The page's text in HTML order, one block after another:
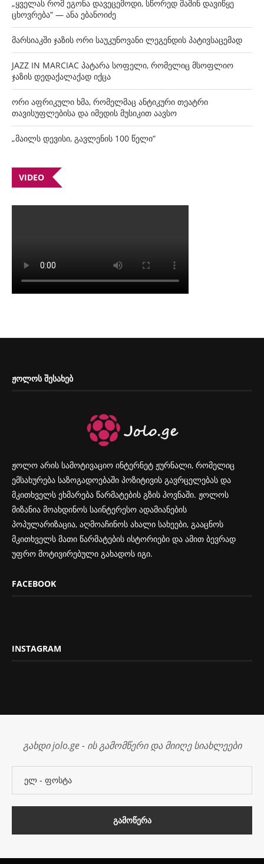
„ყველას რომ ეგონა დავეცემოდი, სწორედ მაშინ დავიწყე
ცხოვრება“ — ანა ებანოიძე
მარსიაკში ჯაზის ორი საუკუნოვანი ლეგენდის პატივსაცემად
JAZZ IN MARCIAC პატარა სოფელი, რომელიც მსოფლიო
ჯაზის დედაქალაქად იქცა
ორი აფრიკული ხმა, რომელმაც ანტიკური თეატრი
თავისუფლებისა და იმედის მუსიკით აავსო
„მაილს დევისი, გავლენის 100 წელი“
VIDEO
ᲟᲝᲚᲝᲡ ᲨᲔᲡᲐᲮᲔᲑ
ჟოლო არის სამოტივაციო ინტერნეტ ჟურნალი, რომელიც
ემსახურება საზოგადოებაში პოზიტივის გავრცელებას და
მკითხველს ეხმარება წარმატების გზის პოვნაში. ჟოლოს
მიზანია მოახდინოს საინტერესო ადამიანების
პოპულარიზაცია, აღმოაჩინოს ახალი სახეები, გააცნოს
მკითხველს მათი წარმატების ისტორიები და ამით ბევრად
უფრო მოტივირებული გახადოს იგი.
FACEBOOK
INSTAGRAM
გახდი jolo.ge - ის გამომწერი და მიიღე სიახლეები